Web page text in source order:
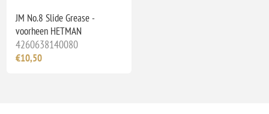
JM No.8 Slide Grease -
voorheen HETMAN
4260638140080
€10,50